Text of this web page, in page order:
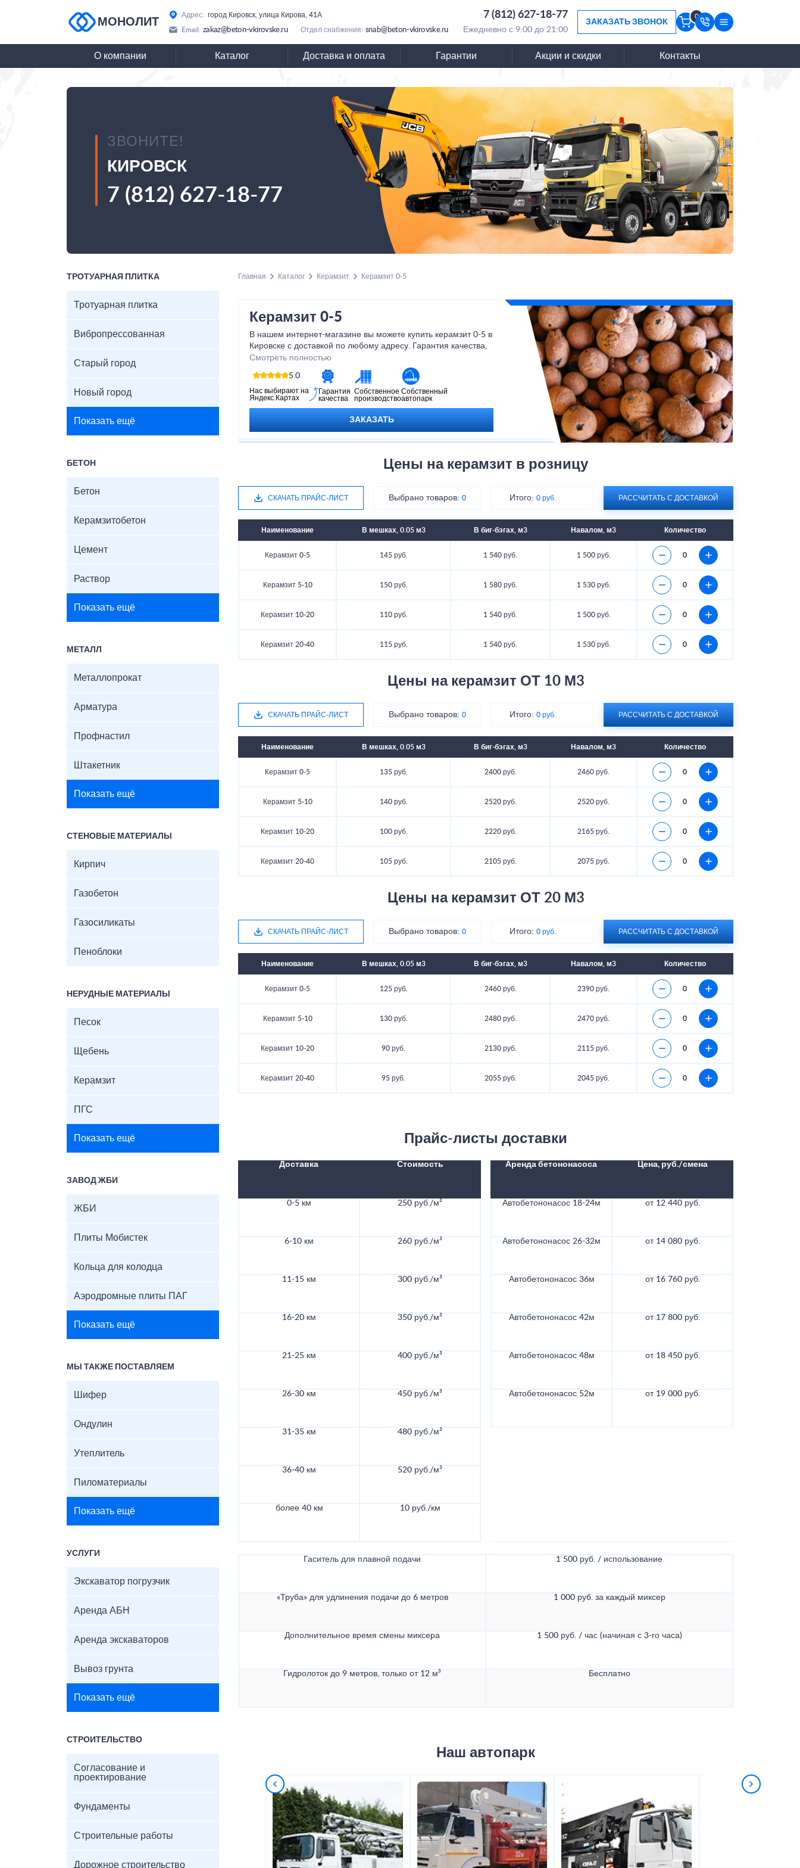
МОНОЛИТ
Адрес: город Кировск, улица Кирова, 41А 7 (812) 627-18-77
Email: zakaz@beton-vkirovske.ru Отдел снабжения: snab@beton-vkirovske.ru Ежедневно с 9:00 до 21:00
ЗАКАЗАТЬ ЗВОНОК
0
О компании Каталог Доставка и оплата Гарантии Акции и скидки Контакты
ЗВОНИТЕ!
КИРОВСК
7 (812) 627-18-77
ТРОТУАРНАЯ ПЛИТКА
Тротуарная плитка
Вибропрессованная
Старый город
Новый город
Показать ещё
БЕТОН
Бетон
Керамзитобетон
Цемент
Раствор
Показать ещё
МЕТАЛЛ
Металлопрокат
Арматура
Профнастил
Штакетник
Показать ещё
СТЕНОВЫЕ МАТЕРИАЛЫ
Кирпич
Газобетон
Газосиликаты
Пеноблоки
НЕРУДНЫЕ МАТЕРИАЛЫ
Песок
Щебень
Керамзит
ПГС
Показать ещё
ЗАВОД ЖБИ
ЖБИ
Плиты Мобистек
Кольца для колодца
Аэродромные плиты ПАГ
Показать ещё
МЫ ТАКЖЕ ПОСТАВЛЯЕМ
Шифер
Ондулин
Утеплитель
Пиломатериалы
Показать ещё
УСЛУГИ
Экскаватор погрузчик
Аренда АБН
Аренда экскаваторов
Вывоз грунта
Показать ещё
СТРОИТЕЛЬСТВО
Согласование и
проектирование
Фундаменты
Строительные работы
Дорожное строительство
Главная Каталог Керамзит Керамзит 0-5
Керамзит 0-5
В нашем интернет-магазине вы можете купить керамзит 0-5 в
Кировске с доставкой по любому адресу. Гарантия качества,
доступные цены, а также скидки и акции для постоянных
Смотреть полностью
5.0
Нас выбирают на
Яндекс.Картах
Гарантия
качества
Собственное
производство
Собственный
автопарк
ЗАКАЗАТЬ
Цены на керамзит в розницу
СКАЧАТЬ ПРАЙС-ЛИСТ Выбрано товаров: 0 Итого:0 руб. РАССЧИТАТЬ С ДОСТАВКОЙ
Наименование В мешках, 0.05 м3 В биг-бэгах, м3 Навалом, м3 Количество
Керамзит 0-5 145 руб. 1 540 руб. 1 500 руб.
Керамзит 5-10 150 руб. 1 580 руб. 1 530 руб.
Керамзит 10-20 110 руб. 1 540 руб. 1 500 руб.
Керамзит 20-40 115 руб. 1 540 руб. 1 530 руб.
Цены на керамзит ОТ 10 М3
СКАЧАТЬ ПРАЙС-ЛИСТ Выбрано товаров: 0 Итого:0 руб. РАССЧИТАТЬ С ДОСТАВКОЙ
Наименование В мешках, 0.05 м3 В биг-бэгах, м3 Навалом, м3 Количество
Керамзит 0-5 135 руб. 2400 руб. 2460 руб.
Керамзит 5-10 140 руб. 2520 руб. 2520 руб.
Керамзит 10-20 100 руб. 2220 руб. 2165 руб.
Керамзит 20-40 105 руб. 2105 руб. 2075 руб.
Цены на керамзит ОТ 20 М3
СКАЧАТЬ ПРАЙС-ЛИСТ Выбрано товаров: 0 Итого:0 руб. РАССЧИТАТЬ С ДОСТАВКОЙ
Наименование В мешках, 0.05 м3 В биг-бэгах, м3 Навалом, м3 Количество
Керамзит 0-5 125 руб. 2460 руб. 2390 руб.
Керамзит 5-10 130 руб. 2480 руб. 2470 руб.
Керамзит 10-20 90 руб. 2130 руб. 2115 руб.
Керамзит 20-40 95 руб. 2055 руб. 2045 руб.
Прайс-листы доставки
Доставка Стоимость
0-5 км 250 руб./м³
6-10 км 260 руб./м³
11-15 км 300 руб./м³
16-20 км 350 руб./м³
21-25 км 400 руб./м³
26-30 км 450 руб./м³
31-35 км 480 руб./м³
36-40 км 520 руб./м³
более 40 км 10 руб./км
Аренда бетононасоса Цена, руб./смена
Автобетононасос 18-24м от 12 440 руб.
Автобетононасос 26-32м от 14 080 руб.
Автобетононасос 36м от 16 760 руб.
Автобетононасос 42м от 17 800 руб.
Автобетононасос 48м от 18 450 руб.
Автобетононасос 52м от 19 000 руб.
Гаситель для плавной подачи 1 500 руб. / использование
«Труба» для удлинения подачи до 6 метров 1 000 руб. за каждый миксер
Дополнительное время смены миксера 1 500 руб. / час (начиная с 3-го часа)
Гидролоток до 9 метров, только от 12 м³ Бесплатно
Наш автопарк